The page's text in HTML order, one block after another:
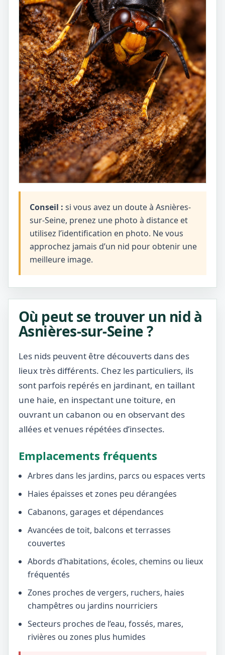
Conseil : si vous avez un doute à Asnières-
sur-Seine, prenez une photo à distance et
utilisez l’identification en photo. Ne vous
approchez jamais d’un nid pour obtenir une
meilleure image.
Où peut se trouver un nid à
Asnières-sur-Seine ?
Les nids peuvent être découverts dans des
lieux très différents. Chez les particuliers, ils
sont parfois repérés en jardinant, en taillant
une haie, en inspectant une toiture, en
ouvrant un cabanon ou en observant des
allées et venues répétées d’insectes.
Emplacements fréquents
Arbres dans les jardins, parcs ou espaces verts
Haies épaisses et zones peu dérangées
Cabanons, garages et dépendances
Avancées de toit, balcons et terrasses
couvertes
Abords d’habitations, écoles, chemins ou lieux
fréquentés
Zones proches de vergers, ruchers, haies
champêtres ou jardins nourriciers
Secteurs proches de l’eau, fossés, mares,
rivières ou zones plus humides